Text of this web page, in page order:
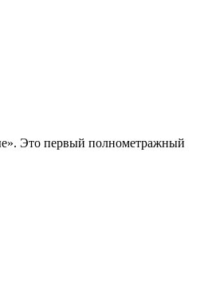
Это первый полнометражный